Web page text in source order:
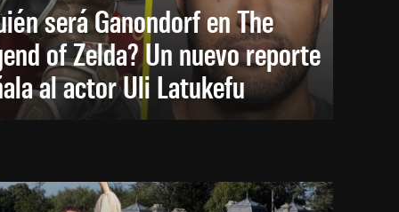
será Ganondorf en The
of Zelda? Un nuevo reporte
al actor Uli Latukefu